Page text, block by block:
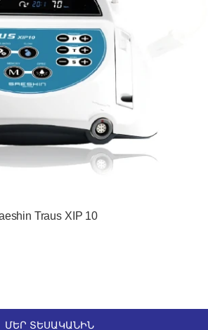
Traus XIP 10
ՄԵՐ ՏԵՍԱԿԱՆԻՆ